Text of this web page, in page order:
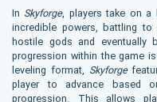
In Skyforge, players take on
incredible powers, battling
hostile gods and eventually
progression within the game
leveling format, Skyforge
player to advance